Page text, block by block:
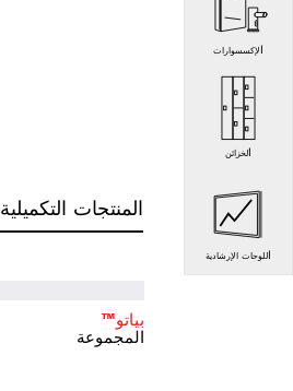
المنتجات التكميلية
بياتو™
المجموعة
الإكسسوارات
الخزائن
اللوحات الإرشادية